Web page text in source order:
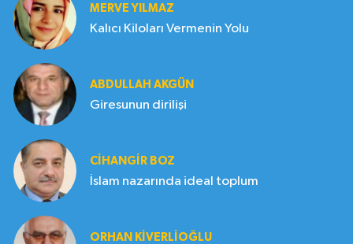
MERVE YILMAZ
Kalıcı Kiloları Vermenin Yolu
ABDULLAH AKGÜN
Giresunun dirilişi
CIHANGIR BOZ
İslam nazarında ideal toplum
ORHAN KIVERLIOĞLU